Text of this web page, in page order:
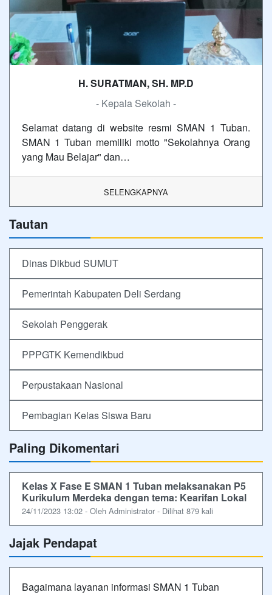
H. SURATMAN, SH. MP.D
- Kepala Sekolah -
Selamat datang di website resmi SMAN 1 Tuban.
SMAN 1 Tuban memiliki motto "Sekolahnya Orang
yang Mau Belajar" dan…
SELENGKAPNYA
Tautan
Dinas Dikbud SUMUT
Pemerintah Kabupaten Deli Serdang
Sekolah Penggerak
PPPGTK Kemendikbud
Perpustakaan Nasional
Pembagian Kelas Siswa Baru
Paling Dikomentari
Kelas X Fase E SMAN 1 Tuban melaksanakan P5
Kurikulum Merdeka dengan tema: Kearifan Lokal
24/11/2023 13:02 - Oleh Administrator - Dilihat 879 kali
Jajak Pendapat
Bagaimana layanan informasi SMAN 1 Tuban